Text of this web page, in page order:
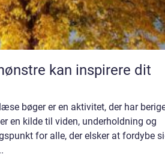
kan inspirere dit
bøger er en aktivitet, der har
en kilde til viden, underholdning og
for alle, der elsker at fordybe